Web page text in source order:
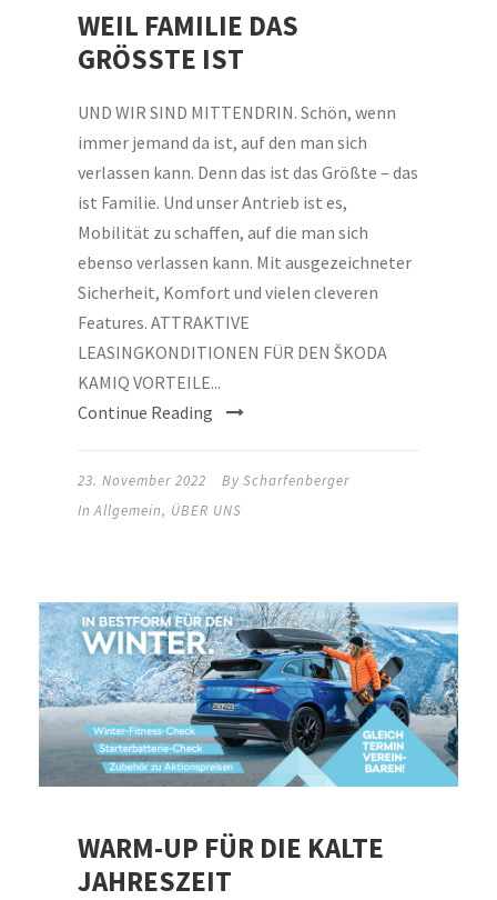
WEIL FAMILIE DAS
GRÖSSTE IST
UND WIR SIND MITTENDRIN. Schön, wenn
immer jemand da ist, auf den man sich
verlassen kann. Denn das ist das Größte – das
ist Familie. Und unser Antrieb ist es,
Mobilität zu schaffen, auf die man sich
ebenso verlassen kann. Mit ausgezeichneter
Sicherheit, Komfort und vielen cleveren
Features. ATTRAKTIVE
LEASINGKONDITIONEN FÜR DEN ŠKODA
KAMIQ VORTEILE...
Continue Reading
23. November 2022 By Scharfenberger
In Allgemein, ÜBER UNS
WARM-UP FÜR DIE KALTE
JAHRESZEIT